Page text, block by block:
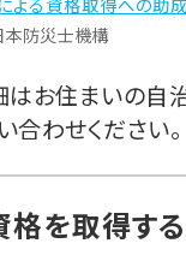
防災士機構
はお住まいの自
合わせください。
を取得する